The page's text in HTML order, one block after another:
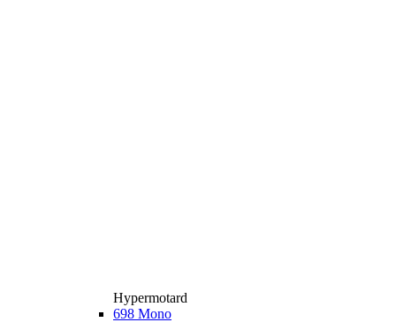
Hypermotard
698 Mono